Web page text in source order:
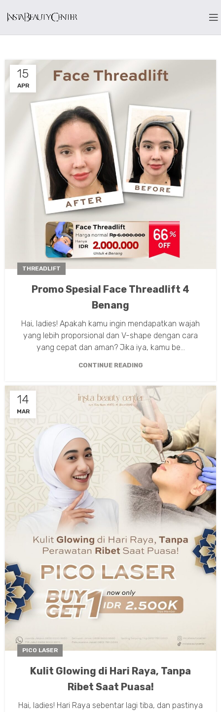
15
APR
THREADLIFT
Promo Spesial Face Threadlift 4
Benang
Hai, ladies! Apakah kamu ingin mendapatkan wajah
yang lebih proporsional dan V-shape dengan cara
yang cepat dan aman? Jika iya, kamu be...
CONTINUE READING
14
MAR
PICO LASER
Kulit Glowing di Hari Raya, Tanpa
Ribet Saat Puasa!
Hai, ladies! Hari Raya sebentar lagi tiba, dan pastinya